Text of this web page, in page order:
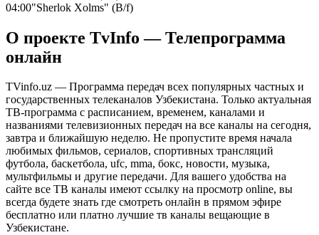
04:00"Sherlok Xolms" (B/f)
О проекте TvInfo — Телепрограмма
онлайн
TVinfo.uz — Программа передач всех популярных частных и
государственных телеканалов Узбекистана. Только актуальная
ТВ-программа с расписанием, временем, каналами и
названиями телевизионных передач на все каналы на сегодня,
завтра и ближайшую неделю. Не пропустите время начала
любимых фильмов, сериалов, спортивных трансляций
футбола, баскетбола, ufc, mma, бокс, новости, музыка,
мультфильмы и другие передачи. Для вашего удобства на
сайте все ТВ каналы имеют ссылку на просмотр online, вы
всегда будете знать где смотреть онлайн в прямом эфире
бесплатно или платно лучшие тв каналы вещающие в
Узбекистане.